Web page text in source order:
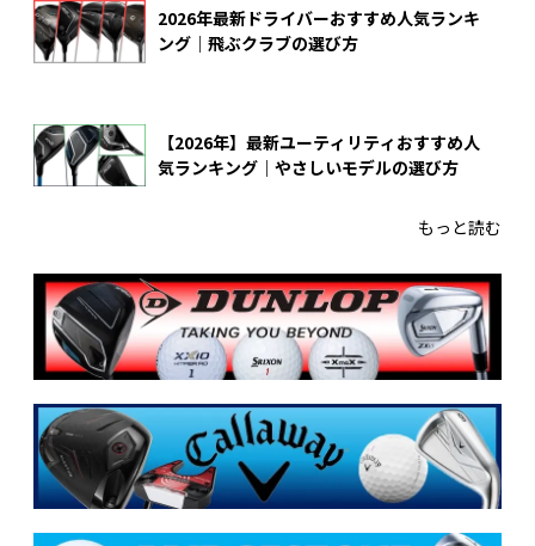
2026年最新ドライバーおすすめ人気ランキ
ング｜飛ぶクラブの選び方
【2026年】最新ユーティリティおすすめ人
気ランキング｜やさしいモデルの選び方
もっと読む